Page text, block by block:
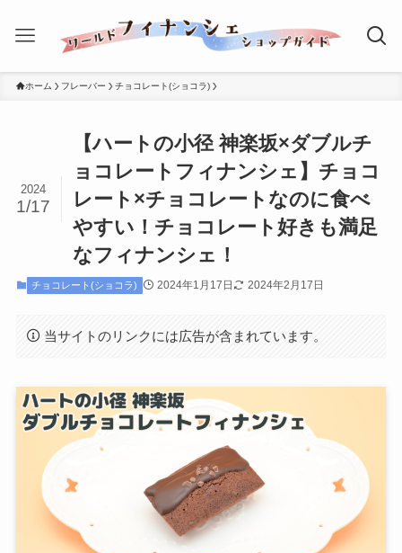
ホーム フレーバー チョコレート(ショコラ)
【ハートの小径 神楽坂×ダブルチ
ョコレートフィナンシェ】チョコ
レート×チョコレートなのに食べ
やすい！チョコレート好きも満足
なフィナンシェ！
2024
1/17
チョコレート(ショコラ) 2024年1月17日 2024年2月17日
当サイトのリンクには広告が含まれています。